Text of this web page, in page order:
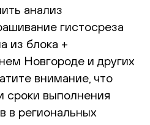
анализ
гистосреза
из блока +
Новгороде и других
внимание, что
сроки выполнения
в региональных